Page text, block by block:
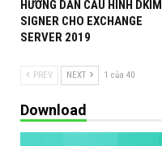
HƯỚNG DẪN CẤU HÌNH DKIM
SIGNER CHO EXCHANGE
SERVER 2019
PREV NEXT 1 của 40
Download